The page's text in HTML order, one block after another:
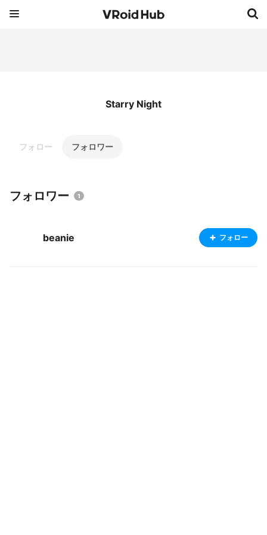
Starry Night
フォロー フォロワー
フォロワー 1
beanie フォロー